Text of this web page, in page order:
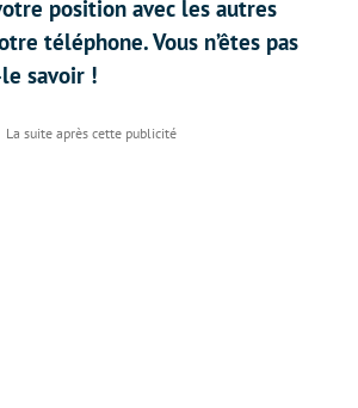
position avec les autres
téléphone. Vous n’êtes pas
le savoir !